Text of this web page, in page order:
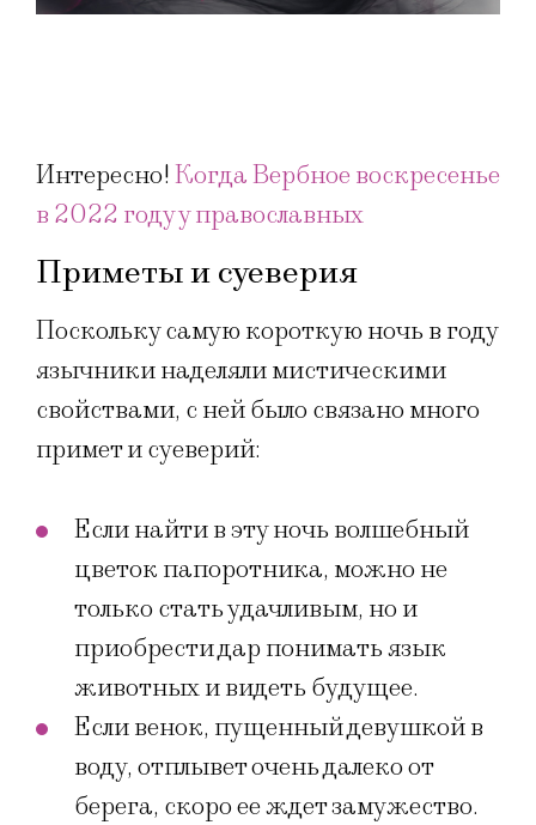
Интересно!Когда Вербное воскресенье
в 2022 году у православных
Приметы и суеверия
Поскольку самую короткую ночь в году
язычники наделяли мистическими
свойствами, с ней было связано много
примет и суеверий:
Если найти в эту ночь волшебный
цветок папоротника, можно не
только стать удачливым, но и
приобрести дар понимать язык
животных и видеть будущее.
Если венок, пущенный девушкой в
воду, отплывет очень далеко от
берега, скоро ее ждет замужество.